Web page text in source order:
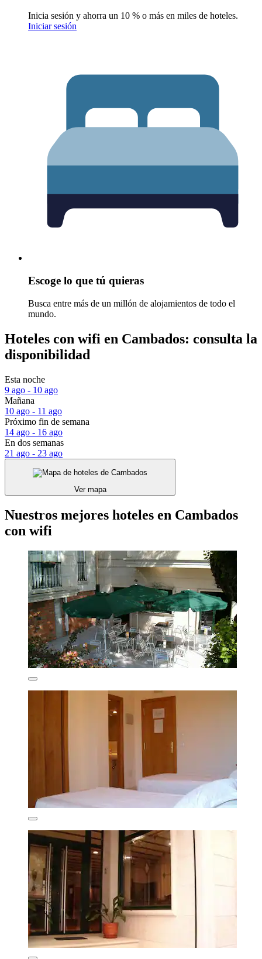
Inicia sesión y ahorra un 10 % o más en miles de hoteles.
Iniciar sesión
Escoge lo que tú quieras
Busca entre más de un millón de alojamientos de todo el
mundo.
Hoteles con wifi en Cambados: consulta la
disponibilidad
Esta noche
9 ago - 10 ago
Mañana
10 ago - 11 ago
Próximo fin de semana
14 ago - 16 ago
En dos semanas
21 ago - 23 ago
Ver mapa
Nuestros mejores hoteles en Cambados
con wifi